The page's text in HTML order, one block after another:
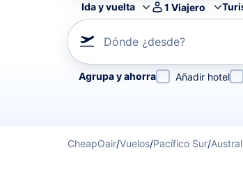
Ida y vuelta 1 Viajero
Dónde ¿desde?
Refina tu búsqueda por aerolínea,
Agrupa y ahorra Añadir hotel
CheapOair/Vuelos/Pacífico Sur/